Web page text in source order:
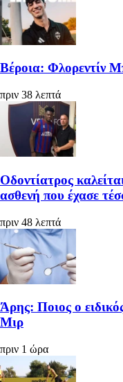
Βέροια: Φλορεντίν
πριν 38 λεπτά
Οδοντίατρος
ασθενή που έχασε
πριν 48 λεπτά
Άρης: Ποιος ο
Μιρ
πριν 1 ώρα